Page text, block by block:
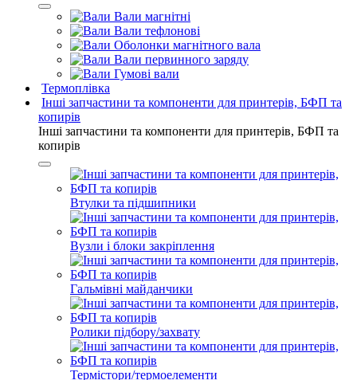
Вали магнітні
Вали тефлонові
Оболонки магнітного вала
Вали первинного заряду
Гумові вали
Термоплівка
Інші запчастини та компоненти для принтерів, БФП та
копирів
Інші запчастини та компоненти для принтерів, БФП та
копирів
Втулки та підшипники
Вузли і блоки закріплення
Гальмівні майданчики
Ролики підбору/захвату
Термістори/термоелементи